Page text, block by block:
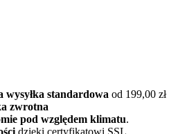
wysyłka standardowa od 199,00 zł
zwrotna
pod względem klimatu.
dzięki certyfikatowi SSL